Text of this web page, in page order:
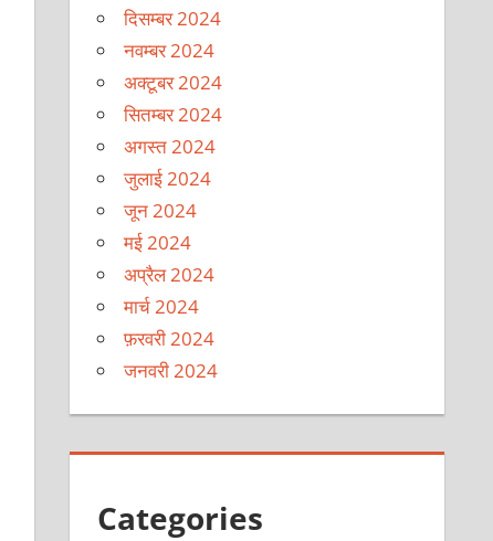
दिसम्बर 2024
नवम्बर 2024
अक्टूबर 2024
सितम्बर 2024
अगस्त 2024
जुलाई 2024
जून 2024
मई 2024
अप्रैल 2024
मार्च 2024
फ़रवरी 2024
जनवरी 2024
Categories